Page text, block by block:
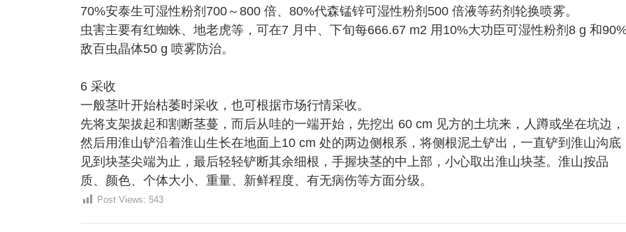
70%安泰生可湿性粉剂700～800 倍、80%代森锰锌可湿性粉剂500 倍液等药剂轮换喷雾。
虫害主要有红蜘蛛、地老虎等，可在7 月中、下旬每666.67 m2 用10%大功臣可湿性粉剂8 g 和
敌百虫晶体50 g 喷雾防治。
6 采收
一般茎叶开始枯萎时采收，也可根据市场行情采收。
先将支架拔起和割断茎蔓，而后从哇的一端开始，先挖出 60 cm 见方的土坑来，人蹲或坐在坑边，
然后用淮山铲沿着淮山生长在地面上10 cm 处的两边侧根系，将侧根泥土铲出，一直铲到淮山沟底
见到块茎尖端为止，最后轻轻铲断其余细根，手握块茎的中上部，小心取出淮山块茎。淮山按品
质、颜色、个体大小、重量、新鲜程度、有无病伤等方面分级。
Post Views: 543